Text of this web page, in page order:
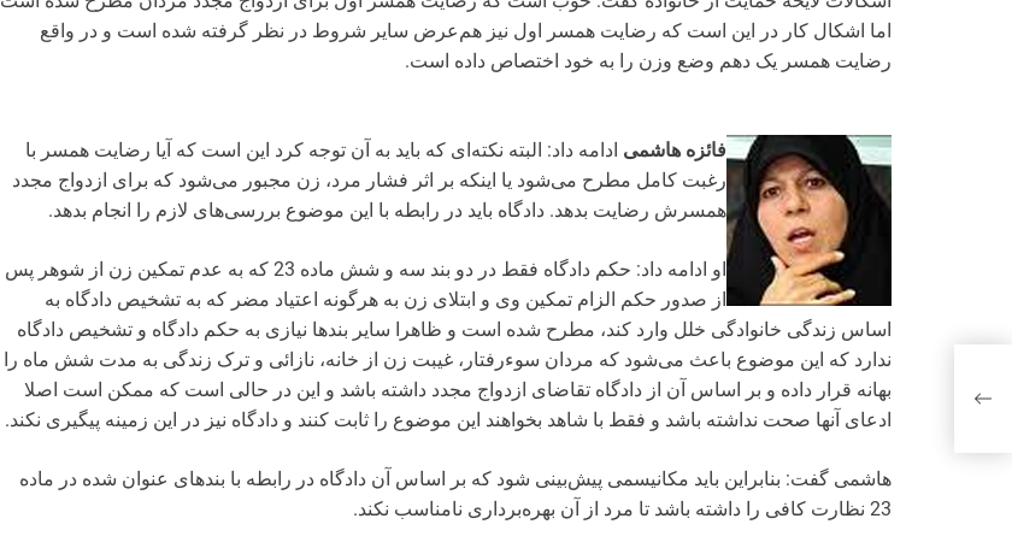
اما اشکال کار در این است که رضایت همسر اول نیز هم‌‌عرض سایر شروط در نظر گرفته شده است و در واقع
رضایت همسر یک دهم وضع وزن را به خود اختصاص داده است.
فائزه هاشمی ادامه داد: البته نکته‌ای که باید به آن توجه کرد این است که آیا رضایت همسر با
رغبت کامل مطرح می‌شود یا اینکه بر اثر فشار مرد، زن مجبور می‌شود که برای ازدواج مجدد
همسرش رضایت بدهد. دادگاه باید در رابطه با این موضوع بررسی‌های لازم را انجام بدهد.
او ادامه داد: حکم دادگاه فقط در دو بند سه و شش ماده 23 که به عدم تمکین زن از شوهر پس
از صدور حکم الزام تمکین وی و ابتلای زن به هرگونه اعتیاد مضر که به تشخیص دادگاه به
اساس زندگی خانوادگی خلل وارد کند، مطرح شده است و ظاهرا سایر بندها نیازی به حکم دادگاه و تشخیص دادگاه
ندارد که این موضوع باعث می‌شود که مردان سوءرفتار، غیبت زن از خانه، نازائی و ترک زندگی به مدت شش ماه را
بهانه قرار داده و بر اساس آن از دادگاه تقاضای ازدواج مجدد داشته باشد و این در حالی است که ممکن است اصلا
ادعای آنها صحت نداشته باشد و فقط با شاهد بخواهند این موضوع را ثابت کنند و دادگاه نیز در این زمینه پیگیری نکند.
هاشمی گفت: بنابراین باید مکانیسمی پیش‌بینی شود که بر اساس آن دادگاه در رابطه با بندهای عنوان شده در ماده
23 نظارت کافی را داشته باشد تا مرد از آن بهره‌برداری نامناسب نکند.